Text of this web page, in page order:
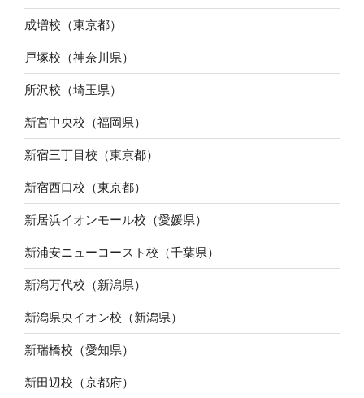
成増校（東京都）
戸塚校（神奈川県）
所沢校（埼玉県）
新宮中央校（福岡県）
新宿三丁目校（東京都）
新宿西口校（東京都）
新居浜イオンモール校（愛媛県）
新浦安ニューコースト校（千葉県）
新潟万代校（新潟県）
新潟県央イオン校（新潟県）
新瑞橋校（愛知県）
新田辺校（京都府）